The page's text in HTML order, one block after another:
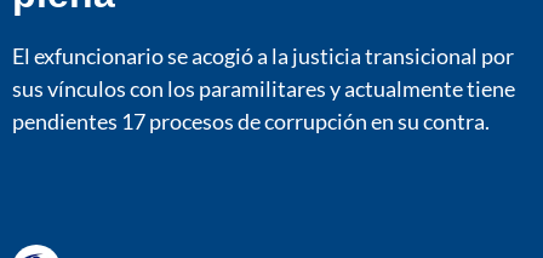
El exfuncionario se acogió a la justicia transicional por
sus vínculos con los paramilitares y actualmente tiene
pendientes 17 procesos de corrupción en su contra.